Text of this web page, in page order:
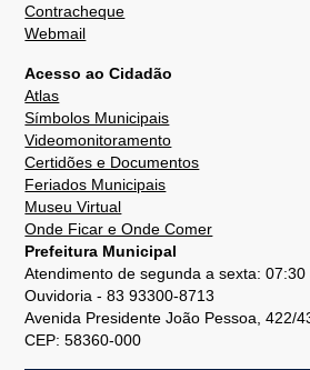
Contracheque
Webmail
Acesso ao Cidadão
Atlas
Símbolos Municipais
Videomonitoramento
Certidões e Documentos
Feriados Municipais
Museu Virtual
Onde Ficar e Onde Comer
Prefeitura Municipal
Atendimento de segunda a sexta: 07:30
Ouvidoria - 83 93300-8713
Avenida Presidente João Pessoa, 422/
CEP: 58360-000